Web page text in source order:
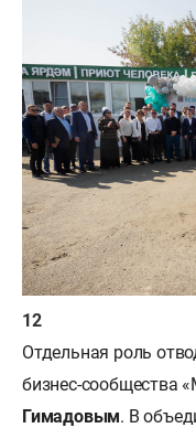
Отдельная роль
бизнес-сообщества
Гимадовым. В